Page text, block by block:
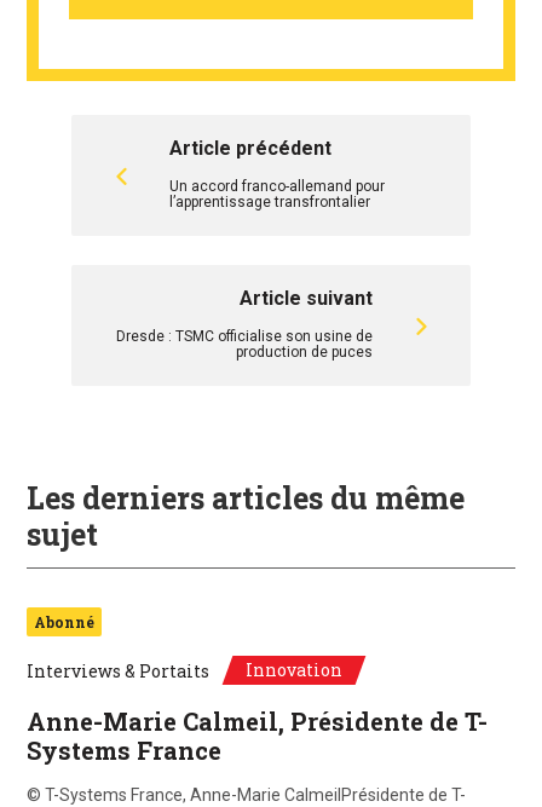
Article précédent
Un accord franco-allemand pour
l’apprentissage transfrontalier
Article suivant
Dresde : TSMC officialise son usine de
production de puces
Les derniers articles du même
sujet
Abonné
Interviews & Portaits Innovation
Anne-Marie Calmeil, Présidente de T-
Systems France
© T-Systems France, Anne-Marie CalmeilPrésidente de T-